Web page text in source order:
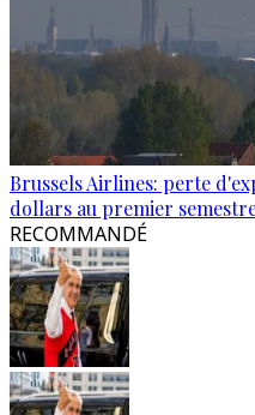
Brussels Airlines: perte
dollars au premier
RECOMMANDÉ